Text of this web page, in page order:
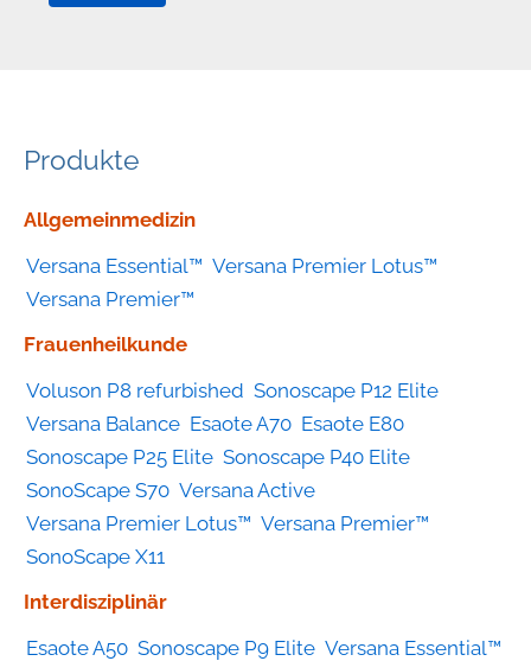
Produkte
Geräte
Kategorie
Allgemeinmedizin
Versana Essential™ Versana Premier Lotus™
Versana Premier™
Frauenheilkunde
Voluson P8 refurbished Sonoscape P12 Elite
Versana Balance Esaote A70 Esaote E80
Sonoscape P25 Elite Sonoscape P40 Elite
SonoScape S70 Versana Active
Versana Premier Lotus™ Versana Premier™
SonoScape X11
Interdisziplinär
Esaote A50 Sonoscape P9 Elite Versana Essential™